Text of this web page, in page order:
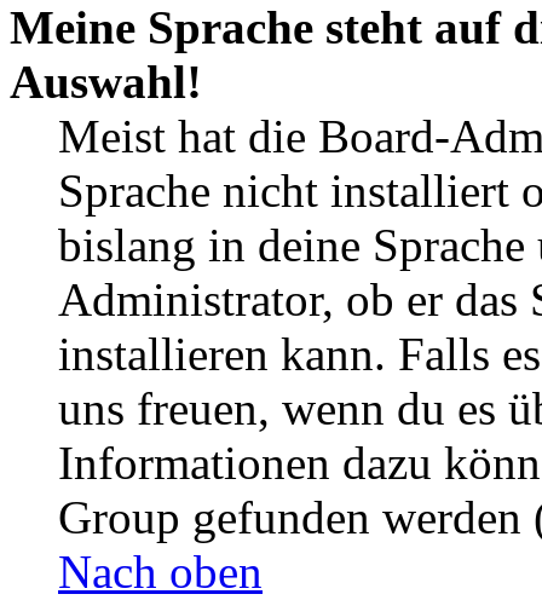
Meine Sprache steht auf
Auswahl!
Meist hat die Board-
Sprache nicht installiert
bislang in deine
Administrator, ob er das
installieren kann. Falls
uns freuen, wenn du es
Informationen dazu
Group gefunden
Nach oben